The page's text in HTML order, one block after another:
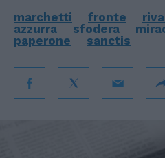
marchetti fronte
azzurra
sfodera
paperone
sanctis